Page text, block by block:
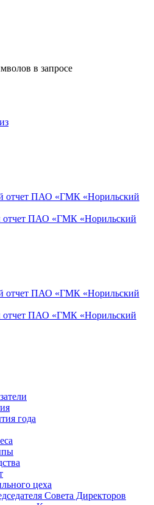
в запросе
отчет ПАО «ГМК «Норильский
отчет ПАО «ГМК «Норильский
отчет ПАО «ГМК «Норильский
отчет ПАО «ГМК «Норильский
года
цеха
Совета Директоров